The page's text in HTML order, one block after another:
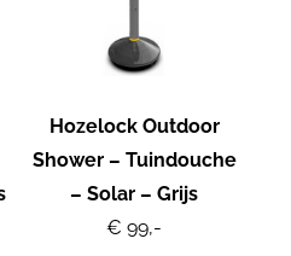
Hozelock Outdoor
Shower – Tuindouche
– Solar – Grijs
€ 99,-